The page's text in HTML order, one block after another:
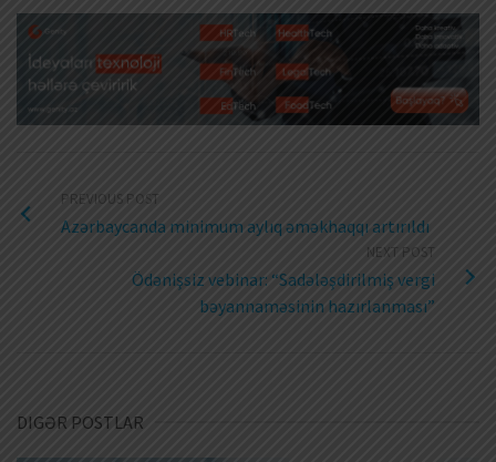
PREVIOUS POST
Azərbaycanda minimum aylıq əməkhaqqı artırıldı
NEXT POST
Ödənişsiz vebinar: “Sadələşdirilmiş vergi
bəyannaməsinin hazırlanması”
DIGƏR POSTLAR